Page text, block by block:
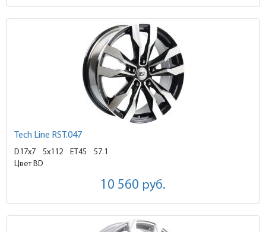
Tech Line RST.047
D17x7 5x112 ET45
57.1
Цвет BD
10 560 руб.